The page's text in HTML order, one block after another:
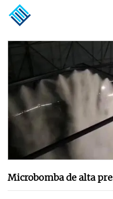
Microbomba de alta